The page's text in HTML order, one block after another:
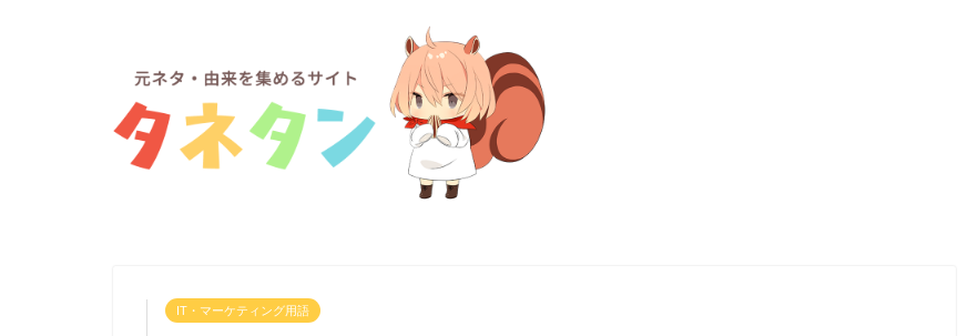
IT・マーケティング用語